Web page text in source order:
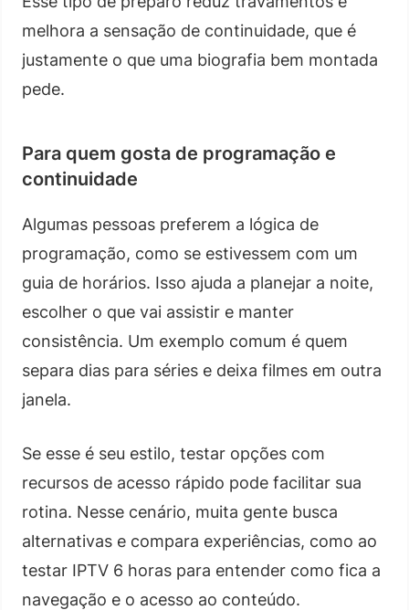
melhora a sensação de continuidade, que é
justamente o que uma biografia bem montada
pede.
Para quem gosta de programação e
continuidade
Algumas pessoas preferem a lógica de
programação, como se estivessem com um
guia de horários. Isso ajuda a planejar a noite,
escolher o que vai assistir e manter
consistência. Um exemplo comum é quem
separa dias para séries e deixa filmes em outra
janela.
Se esse é seu estilo, testar opções com
recursos de acesso rápido pode facilitar sua
rotina. Nesse cenário, muita gente busca
alternativas e compara experiências, como ao
testar IPTV 6 horas para entender como fica a
navegação e o acesso ao conteúdo.